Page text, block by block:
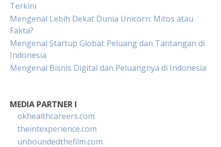
Terkini
Mengenal Lebih Dekat Dunia Unicorn: Mitos atau
Fakta?
Mengenal Startup Global: Peluang dan Tantangan di
Indonesia
Mengenal Bisnis Digital dan Peluangnya di Indonesia
MEDIA PARTNER I
okhealthcareers.com
theintexperience.com
unboundedthefilm.com